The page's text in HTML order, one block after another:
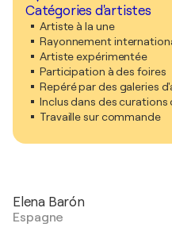
Catégories d'artistes
Artiste à la une
Rayonnement
Artiste expérimentée
Participation à des foires
Repéré par des galeries
Inclus dans des curations
Travaille sur commande
Elena Barón
Espagne